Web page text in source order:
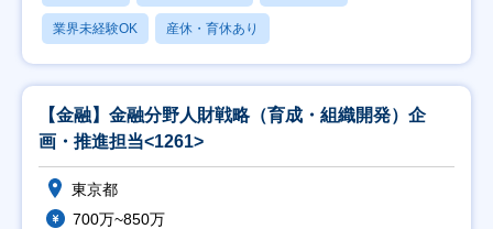
業界未経験OK 産休・育休あり
【金融】金融分野人財戦略（育成・組織開発）企
画・推進担当<1261>
東京都
700万~850万